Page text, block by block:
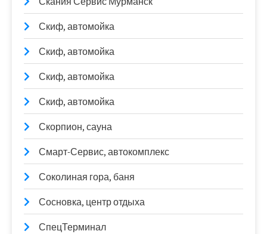
Скиф, автомойка
Скиф, автомойка
Скиф, автомойка
Скиф, автомойка
Скорпион, сауна
Смарт-Сервис, автокомплекс
Соколиная гора, баня
Сосновка, центр отдыха
СпецТерминал